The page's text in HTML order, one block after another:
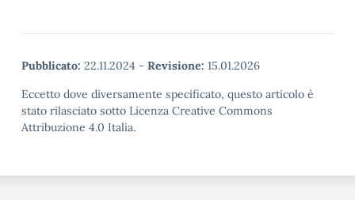
Pubblicato: 22.11.2024 - Revisione: 15.01.2026
Eccetto dove diversamente specificato, questo articolo è
stato rilasciato sotto Licenza Creative Commons
Attribuzione 4.0 Italia.